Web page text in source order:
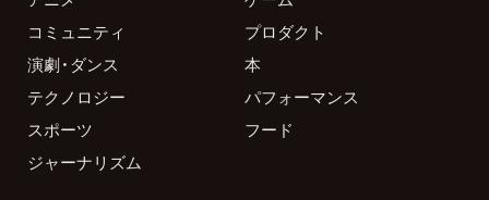
コミュニティ
プロダクト
演劇・ダンス
本
テクノロジー
パフォーマンス
スポーツ
フード
ジャーナリズム